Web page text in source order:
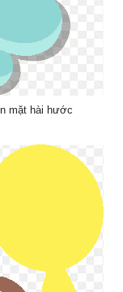
mặt hài hước